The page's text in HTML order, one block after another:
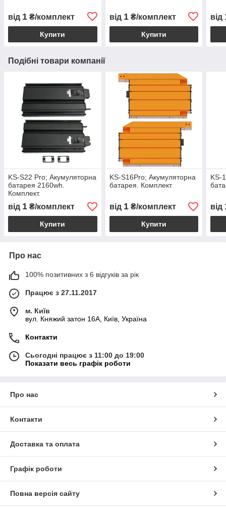
від 1 ₴/комплект
Купити
від 1₴/комплект
Купити
від
Подібні товари компанії
KS-S22 Pro; Акумуляторна
батарея 2160wh.
Комплект.
від 1 ₴/комплект
Купити
KS-S16Pro; Акумуляторна
батарея. Комплект
від 1₴/комплект
Купити
KS-
від
Про нас
100% позитивних з 6 відгуків за рік
Працює з 27.11.2017
м. Київ
вул. Княжий затон 16А, Київ, Україна
Контакти
Сьогодні працює з 11:00 до 19:00
Показати весь графік роботи
Про нас
Контакти
Доставка та оплата
Графік роботи
Повна версія сайту